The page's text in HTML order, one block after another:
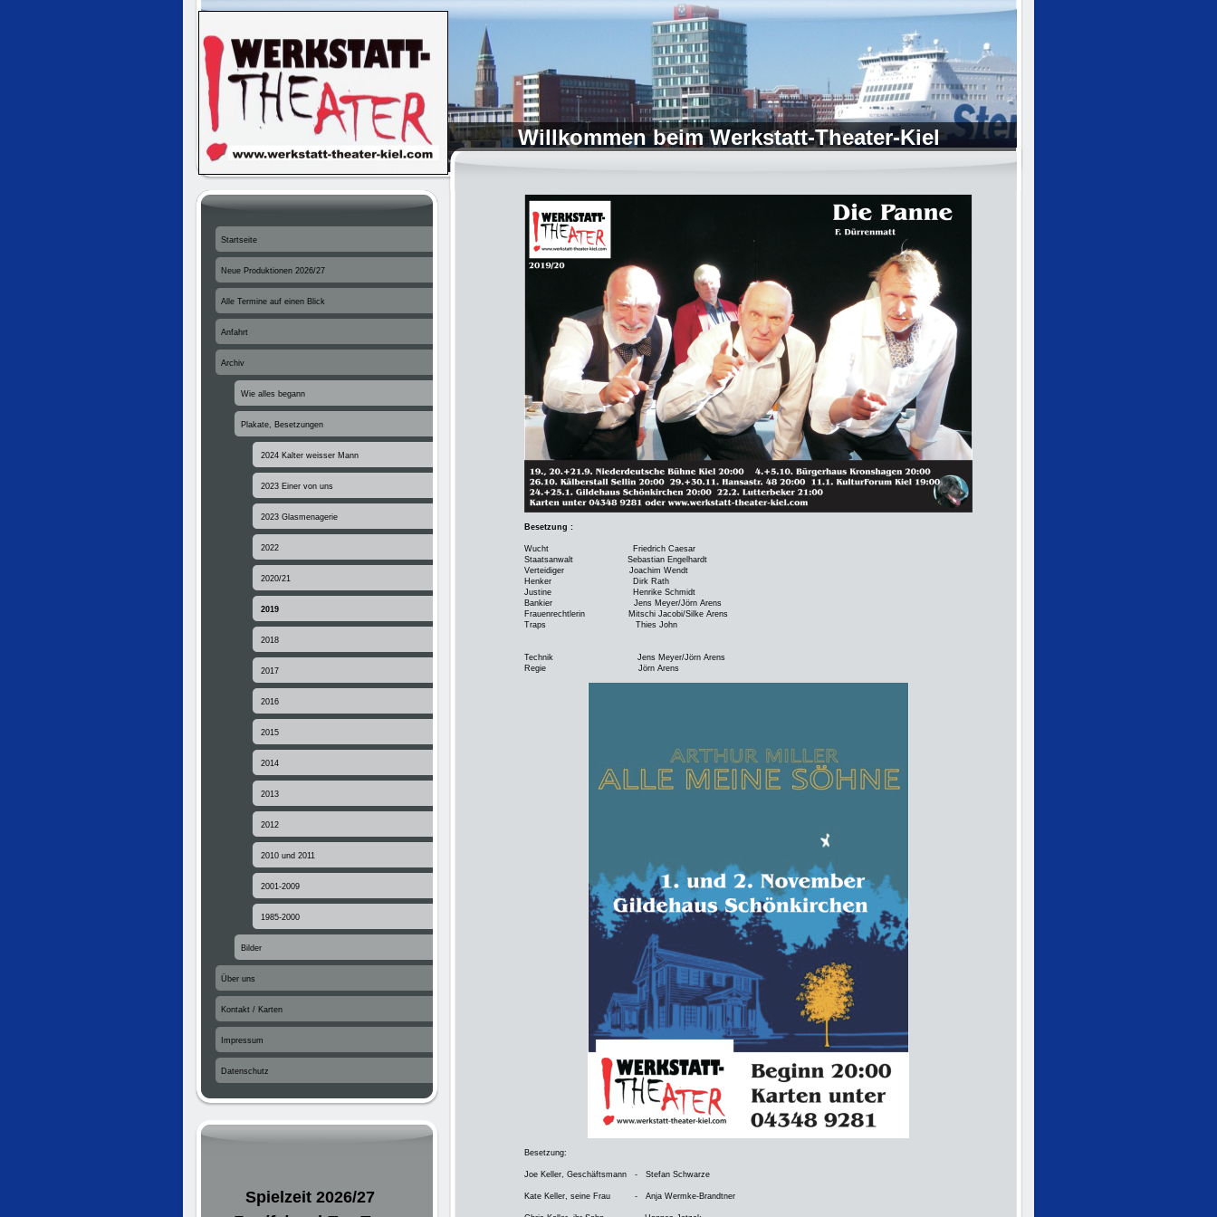
Willkommen beim Werkstatt-Theater-Kiel
Besetzung :
Wucht Friedrich Caesar
Staatsanwalt Sebastian Engelhardt
Verteidiger Joachim Wendt
Henker Dirk Rath
Justine Henrike Schmidt
Bankier Jens Meyer/Jörn Arens
Frauenrechtlerin Mitschi Jacobi/Silke Arens
Traps Thies John
Technik Jens Meyer/Jörn Arens
Regie Jörn Arens
Besetzung:
Joe Keller, Geschäftsmann - Stefan Schwarze
Kate Keller, seine Frau - Anja Wermke-Brandtner
Startseite
Neue Produktionen 2026/27
Alle Termine auf einen Blick
Anfahrt
Archiv
Wie alles begann
Plakate, Besetzungen
2024 Kalter weisser Mann
2023 Einer von uns
2023 Glasmenagerie
2022
2020/21
2019
2018
2017
2016
2015
2014
2013
2012
2010 und 2011
2001-2009
1985-2000
Bilder
Über uns
Kontakt / Karten
Impressum
Datenschutz
Spielzeit 2026/27